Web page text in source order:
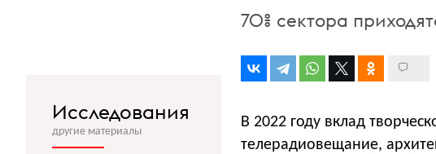
70% сектора
В 2022 году вклад
телерадиовещание,
Исследования
другие материалы